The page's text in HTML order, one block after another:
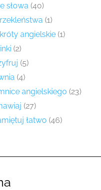
słowa (40)
(1)
angielskie (1)
(2)
(5)
(4)
angielskiego (23)
(27)
łatwo (46)